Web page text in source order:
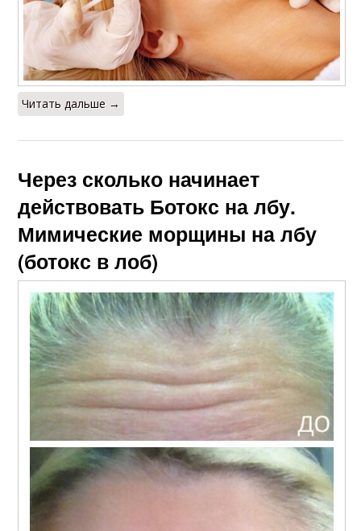
Читать дальше →
Через сколько начинает
действовать Ботокс на лбу.
Мимические морщины на лбу
(ботокс в лоб)